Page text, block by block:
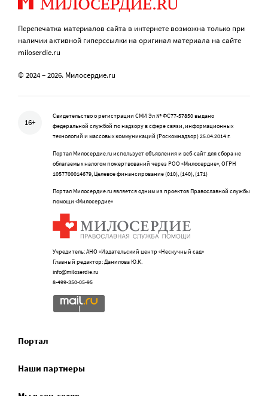
Перепечатка материалов сайта в интернете возможна только при
наличии активной гиперссылки на оригинал материала на сайте
miloserdie.ru
© 2024 – 2026. Милосердие.ru
16+
Свидетельство о регистрации СМИ Эл № ФС77-57850 выдано
федеральной службой по надзору в сфере связи, информационных
технологий и массовых коммуникаций (Роскомнадзор) 25.04.2014 г.
Портал Милосердие.ru использует объявления и веб-сайт для сбора не
облагаемых налогом пожертвований через РОО «Милосердие», ОГРН
1057700014679, Целевое финансирование (010), (140), (171)
Портал Милосердие.ru является одним из проектов Православной службы
помощи «Милосердие»
Учредитель: АНО «Издательский центр «Нескучный сад»
Главный редактор: Данилова Ю.К.
info@miloserdie.ru
8-499-350-05-95
Портал
Наши партнеры